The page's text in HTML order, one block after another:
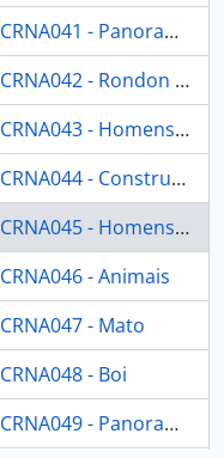
CRNA041 - Panorama
CRNA042 - Rondon entregando presentes
CRNA043 - Homens em casa
CRNA044 - Construção
CRNA045 - Homens com bandeira
CRNA046 - Animais
CRNA047 - Mato
CRNA048 - Boi
CRNA049 - Panorama